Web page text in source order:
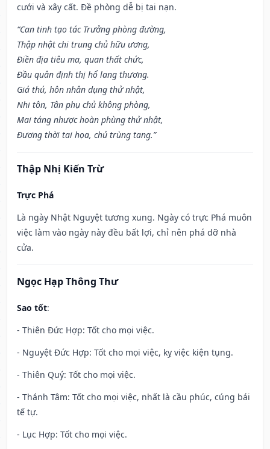
cưới và xây cất. Đề phòng dễ bị tai nạn.
“Can tinh tạo tác Trưởng phòng đường,
Thập nhật chi trung chủ hữu ương,
Điền địa tiêu ma, quan thất chức,
Đầu quân định thị hổ lang thương.
Giá thú, hôn nhân dụng thử nhật,
Nhi tôn, Tân phụ chủ không phòng,
Mai táng nhược hoàn phùng thử nhật,
Đương thời tai họa, chủ trùng tang.”
Thập Nhị Kiến Trừ
Trực Phá
Là ngày Nhật Nguyệt tương xung. Ngày có trực Phá muôn
việc làm vào ngày này đều bất lợi, chỉ nên phá dỡ nhà
cửa.
Ngọc Hạp Thông Thư
Sao tốt:
- Thiên Đức Hợp: Tốt cho mọi việc.
- Nguyệt Đức Hợp: Tốt cho mọi việc, kỵ việc kiện tụng.
- Thiên Quý: Tốt cho mọi việc.
- Thánh Tâm: Tốt cho mọi việc, nhất là cầu phúc, cúng bái
tế tự.
- Lục Hợp: Tốt cho mọi việc.